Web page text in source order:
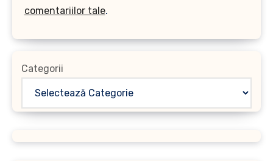
comentariilor tale.
Categorii